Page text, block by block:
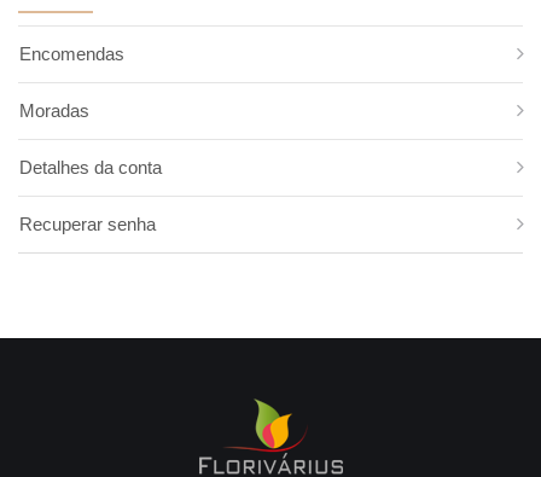
Folha de Antúrio
Folhas Estreitas
Monstera
Papiros
Encomendas
Moradas
Detalhes da conta
Recuperar senha